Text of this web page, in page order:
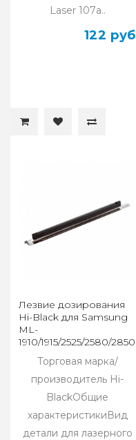
Laser 107а..
122 руб
Лезвие дозирования
Hi-Black для Samsung
ML-
1910/1915/2525/2580/2850
Торговая марка/
производитель Hi-
BlackОбщие
характеристикиВид
детали для лазерного